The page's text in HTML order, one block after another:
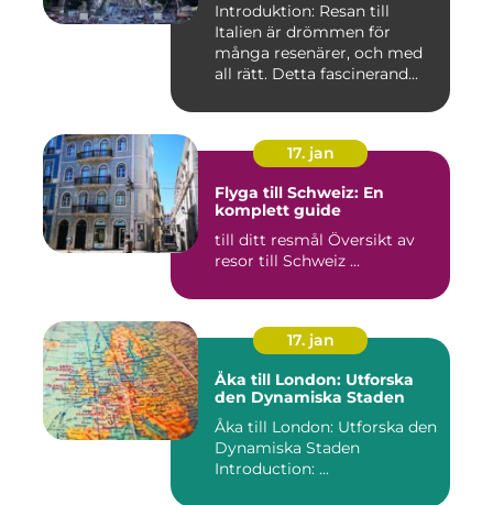
Introduktion: Resan till
Italien är drömmen för
många resenärer, och med
all rätt. Detta fascinerand...
17. jan
Flyga till Schweiz: En
komplett guide
till ditt resmål Översikt av
resor till Schweiz ...
17. jan
Åka till London: Utforska
den Dynamiska Staden
Åka till London: Utforska den
Dynamiska Staden
Introduction: ...